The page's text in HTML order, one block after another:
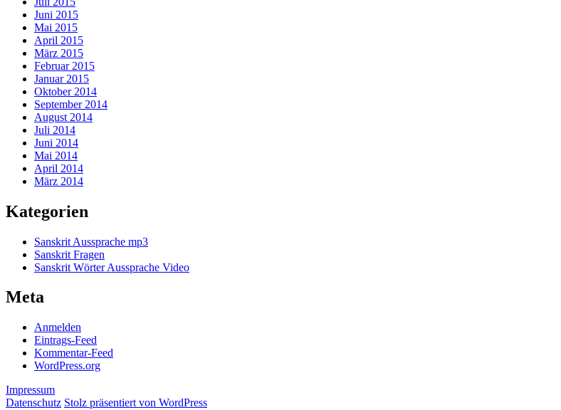
Juni 2015
Mai 2015
April 2015
März 2015
Februar 2015
Januar 2015
Oktober 2014
September 2014
August 2014
Juli 2014
Juni 2014
Mai 2014
April 2014
März 2014
Kategorien
Sanskrit Aussprache mp3
Sanskrit Fragen
Sanskrit Wörter Aussprache Video
Meta
Anmelden
Eintrags-Feed
Kommentar-Feed
WordPress.org
Impressum
Datenschutz Stolz präsentiert von WordPress